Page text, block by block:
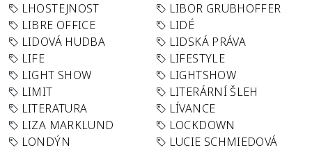
LHOSTEJNOST
LIBOR GRUBHOFFER
LIBRE OFFICE
LIDÉ
LIDOVÁ HUDBA
LIDSKÁ PRÁVA
LIFE
LIFESTYLE
LIGHT SHOW
LIGHTSHOW
LIMIT
LITERÁRNÍ ŠLEH
LITERATURA
LÍVANCE
LIZA MARKLUND
LOCKDOWN
LONDÝN
LUCIE SCHMIEDOVÁ